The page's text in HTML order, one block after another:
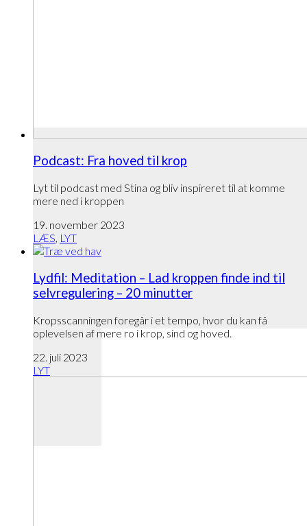
Podcast: Fra hoved til krop
Lyt til podcast med Stina og bliv inspireret til at komme
mere ned i kroppen
19. november 2023
LÆS, LYT
Lydfil: Meditation – Lad kroppen finde ind til
selvregulering – 20 minutter
Kropsscanningen foregår i et tempo, hvor du kan få
oplevelsen af mere ro i krop, sind og hoved.
22. juli 2023
LYT